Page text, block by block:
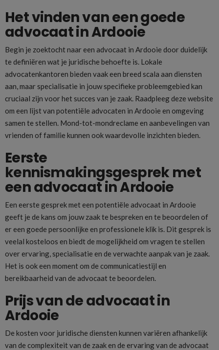
Het vinden van een goede
advocaat in Ardooie
Begin je zoektocht naar een advocaat in Ardooie door duidelijk
te definiëren wat je juridische behoefte is. Lokale
advocatenkantoren bieden vaak een breed scala aan diensten
aan, maar specialisatie in jouw specifieke probleemgebied kan
cruciaal zijn voor het succes van je zaak. Raadpleeg deze website
om een lijst van potentiële advocaten in Ardooie en omgeving
samen te stellen. Mond-tot-mondreclame en aanbevelingen van
vrienden of familie kunnen ook waardevolle inzichten bieden.
Eerste
kennismakingsgesprek met
een advocaat in Ardooie
Een eerste gesprek met een potentiële advocaat in Ardooie
geeft je de kans om jouw zaak te bespreken en te beoordelen of
er een goede persoonlijke en professionele klik is. Dit gesprek is
veelal kosteloos en biedt de mogelijkheid om vragen te stellen
over ervaring, specialisatie en de verwachte aanpak van je zaak.
Het is ook een moment om de communicatiestijl en
bereikbaarheid van de advocaat te beoordelen.
Prijs van de advocaat in
Ardooie
De kosten voor juridische diensten kunnen variëren afhankelijk
van de complexiteit van de zaak en de ervaring van de advocaat